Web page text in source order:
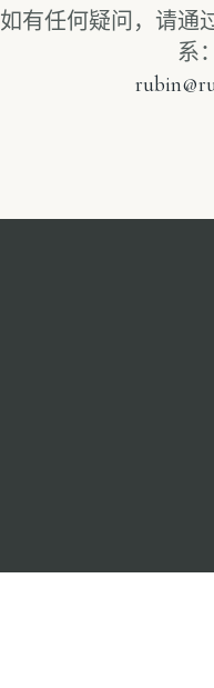
如有任何疑问，请通
系：